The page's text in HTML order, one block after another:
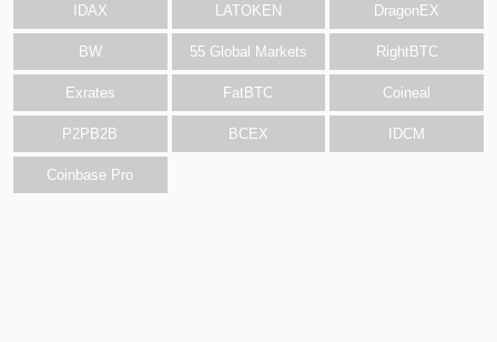
IDAX LATOKEN DragonEX
BW 55 Global Markets RightBTC
Exrates FatBTC Coineal
P2PB2B BCEX IDCM
Coinbase Pro